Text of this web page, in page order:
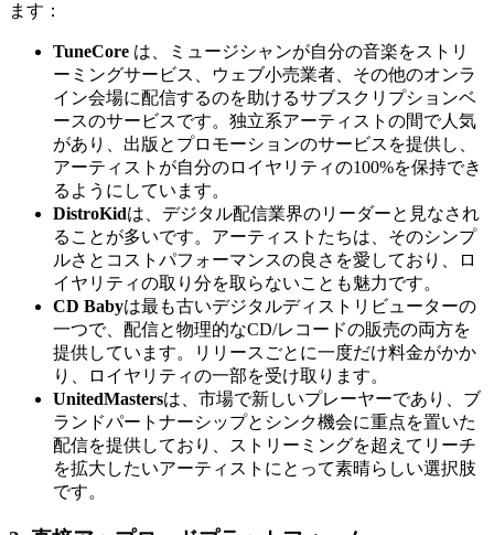
ます：
TuneCore は、ミュージシャンが自分の音楽をストリ
ーミングサービス、ウェブ小売業者、その他のオンラ
イン会場に配信するのを助けるサブスクリプションベ
ースのサービスです。独立系アーティストの間で人気
があり、出版とプロモーションのサービスを提供し、
アーティストが自分のロイヤリティの100%を保持でき
るようにしています。
DistroKidは、デジタル配信業界のリーダーと見なされ
ることが多いです。アーティストたちは、そのシンプ
ルさとコストパフォーマンスの良さを愛しており、ロ
イヤリティの取り分を取らないことも魅力です。
CD Babyは最も古いデジタルディストリビューターの
一つで、配信と物理的なCD/レコードの販売の両方を
提供しています。リリースごとに一度だけ料金がかか
り、ロイヤリティの一部を受け取ります。
UnitedMastersは、市場で新しいプレーヤーであり、ブ
ランドパートナーシップとシンク機会に重点を置いた
配信を提供しており、ストリーミングを超えてリーチ
を拡大したいアーティストにとって素晴らしい選択肢
です。